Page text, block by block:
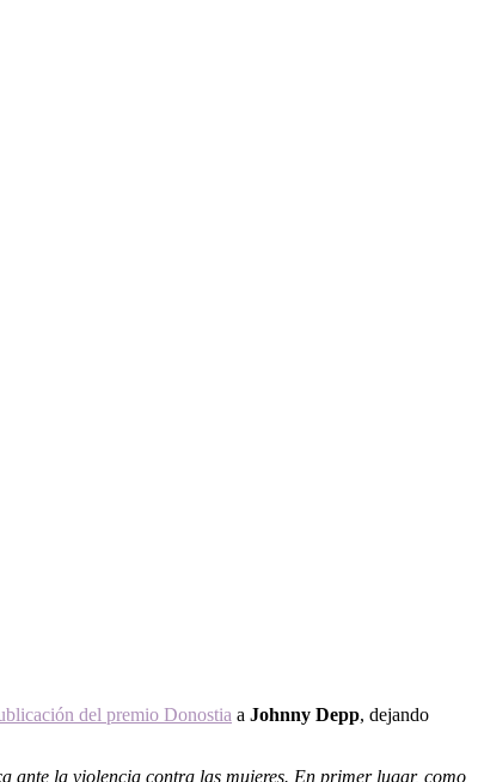
del premio Donostia a Johnny Depp, dejando
ante la violencia contra las mujeres. En primer lugar, como